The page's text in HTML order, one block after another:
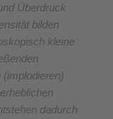
Überdruck
bilden
kleine
dadurch